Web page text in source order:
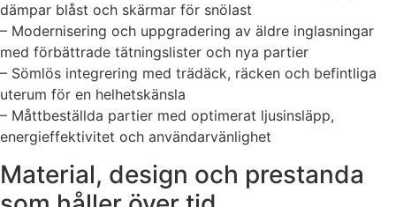
dämpar blåst och skärmar för snölast
– Modernisering och uppgradering av äldre inglasningar
med förbättrade tätningslister och nya partier
– Sömlös integrering med trädäck, räcken och befintliga
uterum för en helhetskänsla
– Måttbeställda partier med optimerat ljusinsläpp,
energieffektivitet och användarvänlighet
Material, design och prestanda